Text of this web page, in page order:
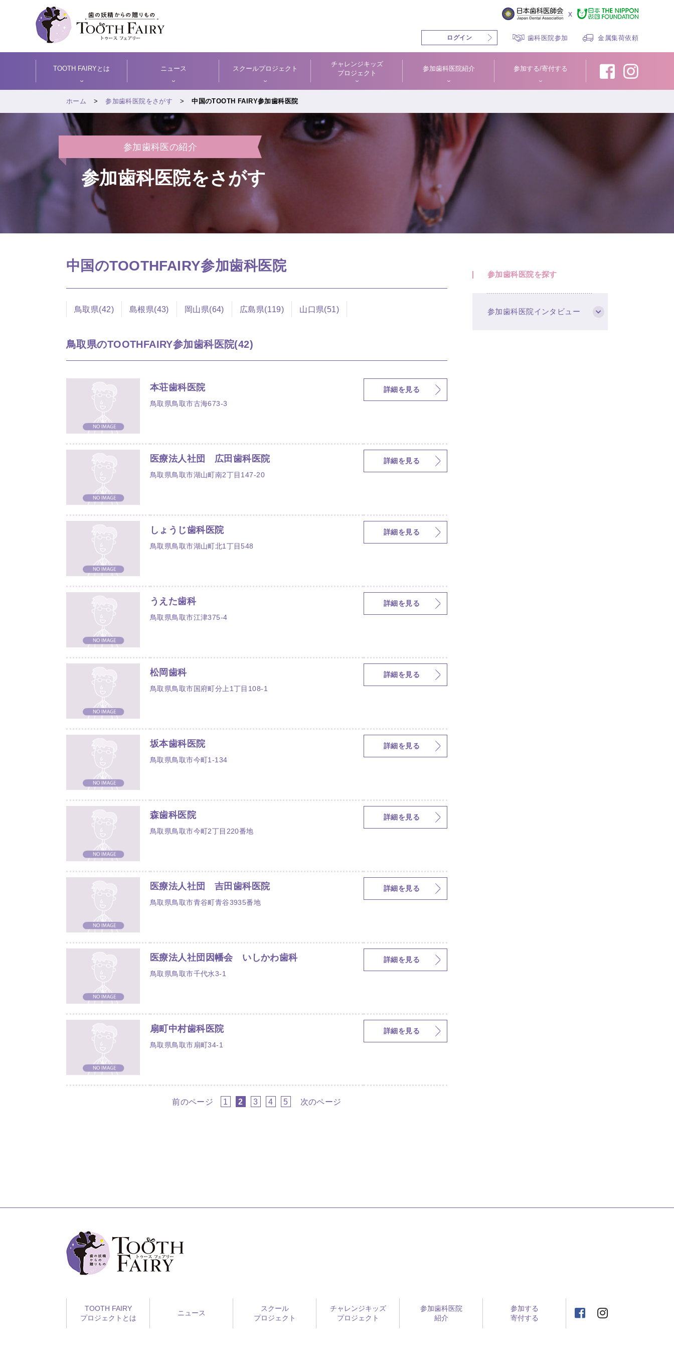
x
ログイン 歯科医院参加 金属集荷依頼
TOOTH FAIRYとは ニュース スクールプロジェクト
チャレンジキッズ
プロジェクト
参加歯科医院紹介 参加する/寄付する
ホーム 参加歯科医院をさがす 中国のTOOTH FAIRY参加歯科医院
参加歯科医の紹介
参加歯科医院をさがす
中国のTOOTHFAIRY参加歯科医院
鳥取県(42) 島根県(43) 岡山県(64) 広島県(119) 山口県(51)
鳥取県のTOOTHFAIRY参加歯科医院(42)
本荘歯科医院
鳥取県鳥取市古海673-3
詳細を見る
医療法人社団 広田歯科医院
鳥取県鳥取市湖山町南2丁目147-20
詳細を見る
しょうじ歯科医院
鳥取県鳥取市湖山町北1丁目548
詳細を見る
うえた歯科
鳥取県鳥取市江津375-4
詳細を見る
松岡歯科
鳥取県鳥取市国府町分上1丁目108-1
詳細を見る
坂本歯科医院
鳥取県鳥取市今町1-134
詳細を見る
森歯科医院
鳥取県鳥取市今町2丁目220番地
詳細を見る
医療法人社団 吉田歯科医院
鳥取県鳥取市青谷町青谷3935番地
詳細を見る
医療法人社団因幡会 いしかわ歯科
鳥取県鳥取市千代水3-1
詳細を見る
扇町中村歯科医院
鳥取県鳥取市扇町34-1
詳細を見る
前のページ 1 2 3 4 5 次のページ
参加歯科医院を探す
参加歯科医院インタビュー
TOOTH FAIRY
プロジェクトとは
ニュース
スクール
プロジェクト
チャレンジキッズ
プロジェクト
参加歯科医院
紹介
参加する
寄付する